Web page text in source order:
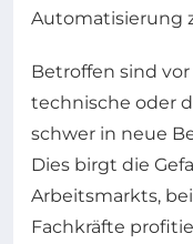
Automatisierung
Betroffen sind
technische oder
schwer in neue
Dies birgt die
Arbeitsmarkts,
Fachkräfte